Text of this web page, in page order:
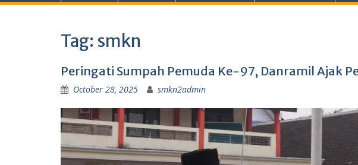
Tag: smkn
Peringati Sumpah Pemuda Ke-97, Danramil Ajak
October 28, 2025 smkn2admin